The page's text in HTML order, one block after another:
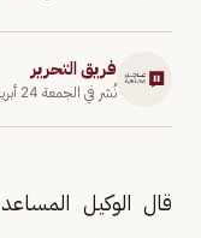
فريق التحرير
نُشر في الجمعة 24 أبريل 2026
قال الوكيل